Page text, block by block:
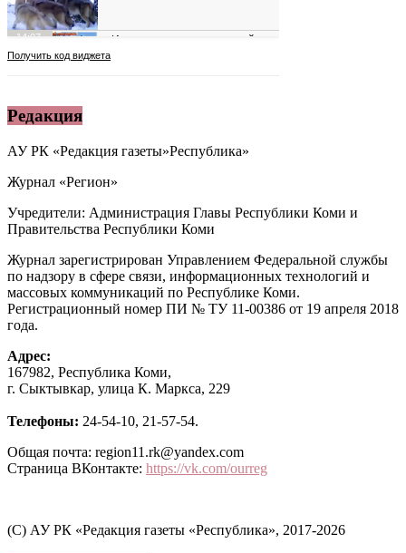
Редакция
АУ РК «Редакция газеты»Республика»
Журнал «Регион»
Учредители: Администрация Главы Республики Коми и
Правительства Республики Коми
Журнал зарегистрирован Управлением Федеральной службы
по надзору в сфере связи, информационных технологий и
массовых коммуникаций по Республике Коми.
Регистрационный номер ПИ № ТУ 11-00386 от 19 апреля 2018
года.
Адрес:
167982, Республика Коми,
г. Сыктывкар, улица К. Маркса, 229
Телефоны: 24-54-10, 21-57-54.
Общая почта: region11.rk@yandex.com
Страница ВКонтакте: https://vk.com/ourreg
(C) АУ РК «Редакция газеты «Республика», 2017-2026